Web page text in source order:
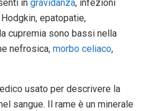
in gravidanza, infezioni
epatopatie,
cupremia sono bassi nella
nefrosica, morbo celiaco,
usato per descrivere la
sangue. Il rame è un minerale